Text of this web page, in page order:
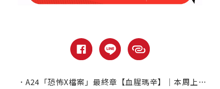
． A24「恐怖X檔案」最終章【血腥瑪辛】｜本周上線、電視首播推薦